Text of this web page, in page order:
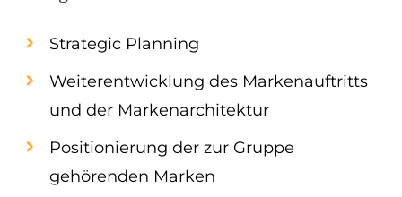
Strategic Planning
Weiterentwicklung des Markenauftritts
und der Markenarchitektur
Positionierung der zur Gruppe
gehörenden Marken